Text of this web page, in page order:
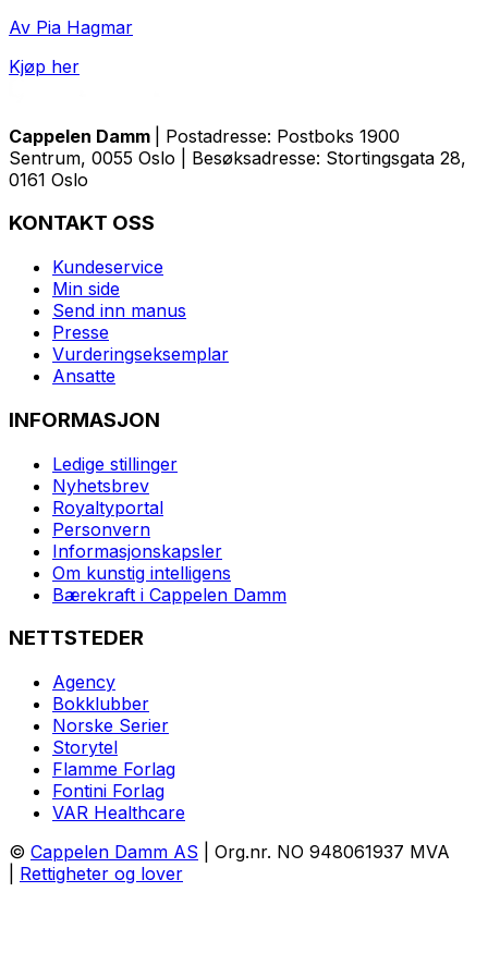
Av Pia Hagmar
Kjøp her
Cappelen Damm
| Postadresse: Postboks 1900
Sentrum, 0055 Oslo | Besøksadresse: Stortingsgata 28,
0161 Oslo
KONTAKT OSS
Kundeservice
Min side
Send inn manus
Presse
Vurderingseksemplar
Ansatte
INFORMASJON
Ledige stillinger
Nyhetsbrev
Royaltyportal
Personvern
Informasjonskapsler
Om kunstig intelligens
Bærekraft i Cappelen Damm
NETTSTEDER
Agency
Bokklubber
Norske Serier
Storytel
Flamme Forlag
Fontini Forlag
VAR Healthcare
© Cappelen Damm AS | Org.nr. NO 948061937 MVA
Rettigheter og lover